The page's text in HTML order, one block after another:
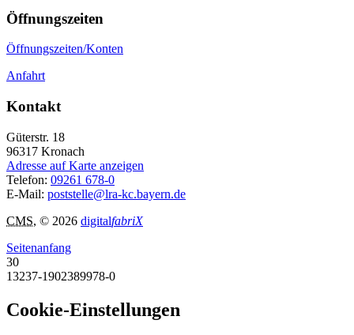
Öffnungszeiten
Öffnungszeiten/Konten
Anfahrt
Kontakt
Güterstr. 18
96317 Kronach
Adresse auf Karte anzeigen
Telefon: 09261 678-0
E-Mail: poststelle@lra-kc.bayern.de
CMS, © 2026 digitalfabriX
Seitenanfang
30
13237-1902389978-0
Cookie-Einstellungen